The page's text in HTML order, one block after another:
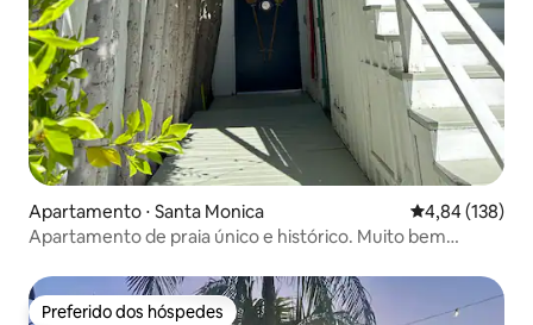
Apartamento ⋅ Santa Monica 4,84 de uma
4,84 (138)
Apartamento de praia único e histórico. Muito bem
Preferido dos hóspedes